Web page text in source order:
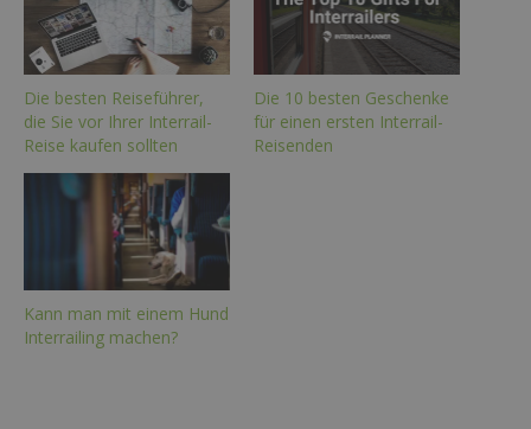
Die besten Reiseführer,
die Sie vor Ihrer Interrail-
Reise kaufen sollten
Die 10 besten Geschenke
für einen ersten Interrail-
Reisenden
Kann man mit einem Hund
Interrailing machen?